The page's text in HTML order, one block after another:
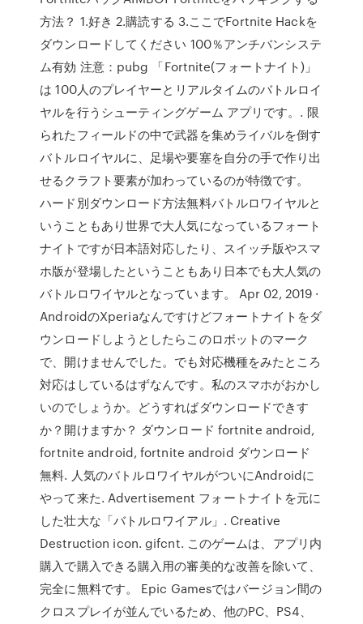
方法？ 1.好き 2.購読する 3.ここでFortnite Hackを
ダウンロードしてください 100％アンチバンシステ
ム有効 注意：pubg 「Fortnite(フォートナイト)」
は 100人のプレイヤーとリアルタイムのバトルロイ
ヤルを行うシューティングゲーム アプリです。. 限
られたフィールドの中で武器を集めライバルを倒す
バトルロイヤルに、足場や要塞を自分の手で作り出
せるクラフト要素が加わっているのが特徴です。
ハード別ダウンロード方法無料バトルロワイヤルと
いうこともあり世界で大人気になっているフォート
ナイトですが日本語対応したり、スイッチ版やスマ
ホ版が登場したということもあり日本でも大人気の
バトルロワイヤルとなっています。 Apr 02, 2019 ·
AndroidのXperiaなんですけどフォートナイトをダ
ウンロードしようとしたらこのロボットのマーク
で、開けませんでした。でも対応機種をみたところ
対応はしているはずなんです。私のスマホがおかし
いのでしょうか。どうすればダウンロードできす
か？開けますか？ ダウンロード fortnite android,
fortnite android, fortnite android ダウンロード
無料. 人気のバトルロワイヤルがついにAndroidに
やって来た. Advertisement フォートナイトを元に
した壮大な「バトルロワイアル」. Creative
Destruction icon. gifcnt. このゲームは、アプリ内
購入で購入できる購入用の審美的な改善を除いて、
完全に無料です。 Epic Gamesではバージョン間の
クロスプレイが並んでいるため、他のPC、PS4、